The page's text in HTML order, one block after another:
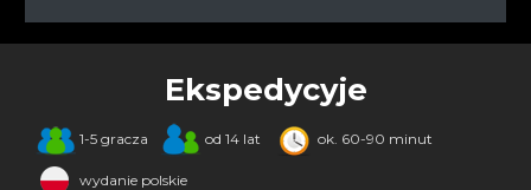
Ekspedycyje
1-5 gracza od 14 lat ok. 60-90 minut
wydanie polskie